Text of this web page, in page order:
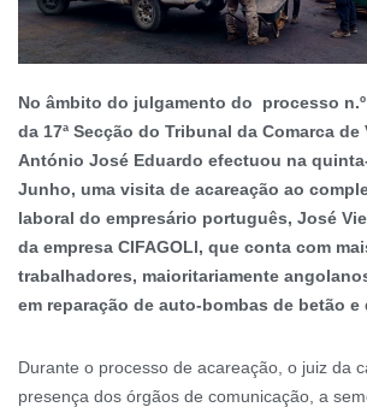
No âmbito do julgamento do processo
da 17ª Secção do Tribunal da Comarca de
António José Eduardo efectuou na
Junho, uma visita de acareação ao
laboral do empresário português, José
da empresa CIFAGOLl, que conta com
trabalhadores, maioritariamente
em reparação de auto-bombas de betão e
Durante o processo de acareação, o juiz da
presença dos órgãos de comunicação, a